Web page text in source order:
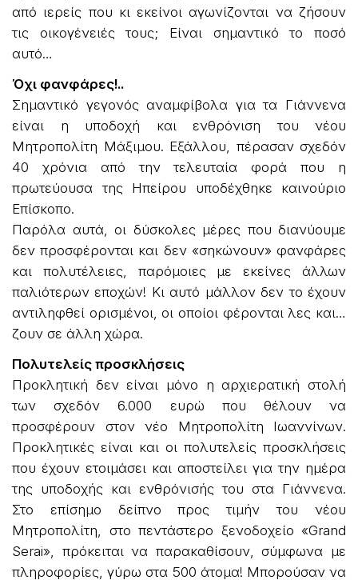
από ιερείς που κι εκείνοι αγωνίζονται να ζήσουν
τις οικογένειές τους; Eίναι σημαντικό το ποσό
αυτό…
Όχι φανφάρες!..
Σημαντικό γεγονός αναμφίβολα για τα Γιάννενα
είναι η υποδοχή και ενθρόνιση του νέου
Μητροπολίτη Μάξιμου. Εξάλλου, πέρασαν σχεδόν
40 χρόνια από την τελευταία φορά που η
πρωτεύουσα της Ηπείρου υποδέχθηκε καινούριο
Επίσκοπο.
Παρόλα αυτά, οι δύσκολες μέρες που διανύουμε
δεν προσφέρονται και δεν «σηκώνουν» φανφάρες
και πολυτέλειες, παρόμοιες με εκείνες άλλων
παλιότερων εποχών! Κι αυτό μάλλον δεν το έχουν
αντιληφθεί ορισμένοι, οι οποίοι φέρονται λες και…
ζουν σε άλλη χώρα.
Πολυτελείς προσκλήσεις
Προκλητική δεν είναι μόνο η αρχιερατική στολή
των σχεδόν 6.000 ευρώ που θέλουν να
προσφέρουν στον νέο Μητροπολίτη Ιωαννίνων.
Προκλητικές είναι και οι πολυτελείς προσκλήσεις
που έχουν ετοιμάσει και αποστείλει για την ημέρα
της υποδοχής και ενθρόνισής του στα Γιάννενα.
Στο επίσημο δείπνο προς τιμήν του νέου
Μητροπολίτη, στο πεντάστερο ξενοδοχείο «Grand
Serai», πρόκειται να παρακαθίσουν, σύμφωνα με
πληροφορίες, γύρω στα 500 άτομα! Μπορούσαν να